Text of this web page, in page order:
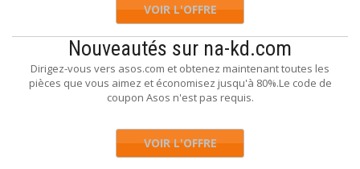
VOIR L'OFFRE
Nouveautés sur na-kd.com
Dirigez-vous vers asos.com et obtenez maintenant toutes les
pièces que vous aimez et économisez jusqu'à 80%.Le code de
coupon Asos n'est pas requis.
VOIR L'OFFRE